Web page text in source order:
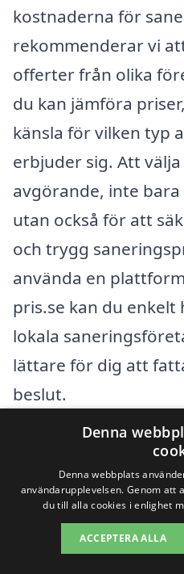
kostnaderna för
rekommenderar vi
offerter från olika
du kan jämföra
känsla för vilken typ
erbjuder sig. Att
avgörande, inte
utan också för att
och trygg
använda en
pris.se kan du
lokala
lättare för dig att
beslut.
Få 3 erbjudanden,
förpliktelser
Denna
Denna webbplats
användarupplevelsen. Genom att
du till alla cookies i enlighet
ACCEPTERA ALLA